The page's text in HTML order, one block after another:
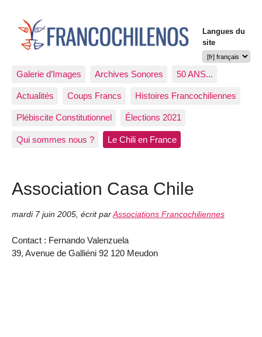
Langues du
site
Galerie d’Images Archives Sonores 50 ANS...
Actualités Coups Francs Histoires Francochiliennes
Plébiscite Constitutionnel Élections 2021
Qui sommes nous ? Le Chili en France
Association Casa Chile
mardi 7 juin 2005, écrit parAssociations Francochiliennes
Contact : Fernando Valenzuela
39, Avenue de Galliéni 92 120 Meudon